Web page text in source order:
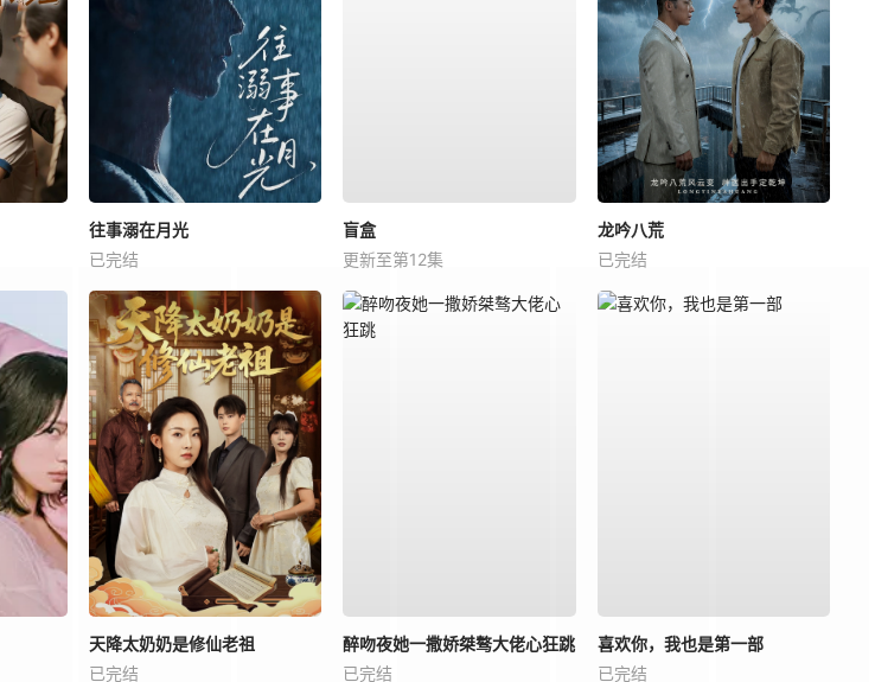
往事溺在月光
已完结
盲盒
更新至第12集
龙吟八荒
已完结
天降太奶奶是修仙老祖
已完结
醉吻夜她一撒娇桀骜大佬心狂跳
已完结
喜欢你，我也是第一部
已完结